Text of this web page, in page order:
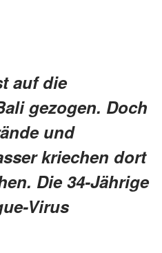
auf die
gezogen. Doch
und
kriechen dort
Die 34-Jährige
Virus